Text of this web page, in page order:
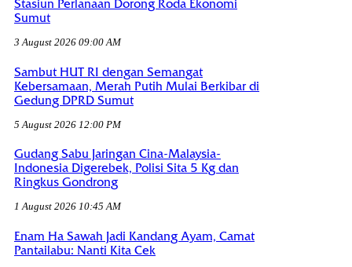
Stasiun Perlanaan Dorong Roda Ekonomi
Sumut
3 August 2026 09:00 AM
Sambut HUT RI dengan Semangat
Kebersamaan, Merah Putih Mulai Berkibar di
Gedung DPRD Sumut
5 August 2026 12:00 PM
Gudang Sabu Jaringan Cina-Malaysia-
Indonesia Digerebek, Polisi Sita 5 Kg dan
Ringkus Gondrong
1 August 2026 10:45 AM
Enam Ha Sawah Jadi Kandang Ayam, Camat
Pantailabu: Nanti Kita Cek